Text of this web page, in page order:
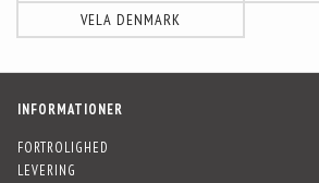
VELA DENMARK
INFORMATIONER
FORTROLIGHED
LEVERING